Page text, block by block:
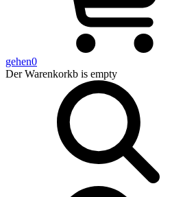
gehen0
Der Warenkorkb is empty